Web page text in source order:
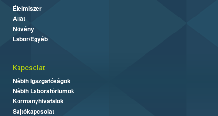
Élelmiszer
Állat
Növény
Labor/Egyéb
Kapcsolat
Nébih Igazgatóságok
Nébih Laboratóriumok
Kormányhivatalok
Sajtókapcsolat